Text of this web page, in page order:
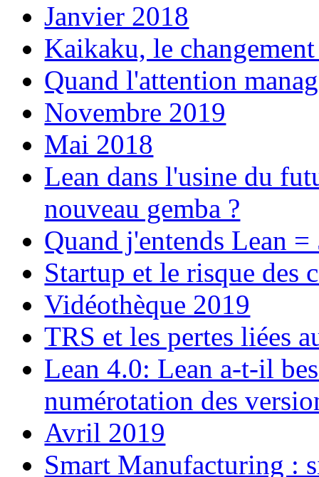
Janvier 2018
Kaikaku, le
Quand l'attention
Novembre 2019
Mai 2018
Lean dans l'usine du
nouveau gemba ?
Quand j'entends Lean =
Startup et le risque des
Vidéothèque 2019
TRS et les pertes liées
Lean 4.0: Lean a-t-il
numérotation des
Avril 2019
Smart Manufacturing :